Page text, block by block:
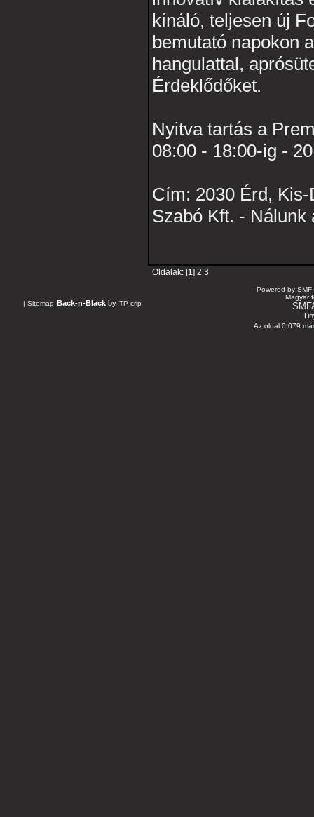
kínáló, teljesen új
bemutató napokon
hangulattal,
Érdeklődőket.
Nyitva tartás a
08:00 - 18:00-ig -
Cím: 2030 Érd,
Szabó Kft. -
Oldalak: [1]2 3
| Sitemap Back-n-Black by TP-crip
Powered by SMF
Magyar
Az oldal 0.079